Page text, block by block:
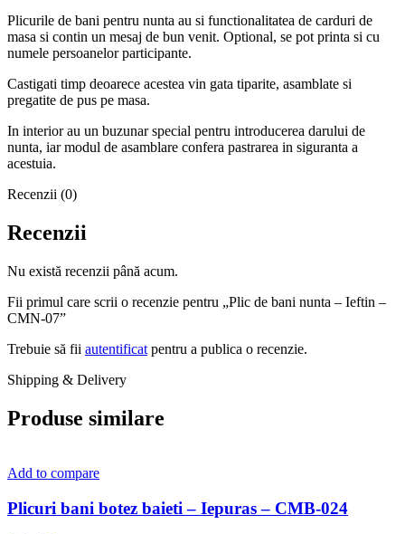
Plicurile de bani pentru nunta au si functionalitatea de carduri de
masa si contin un mesaj de bun venit. Optional, se pot printa si cu
numele persoanelor participante.
Castigati timp deoarece acestea vin gata tiparite, asamblate si
pregatite de pus pe masa.
In interior au un buzunar special pentru introducerea darului de
nunta, iar modul de asamblare confera pastrarea in siguranta a
acestuia.
Recenzii (0)
Recenzii
Nu există recenzii până acum.
Fii primul care scrii o recenzie pentru „Plic de bani nunta – Ieftin –
CMN-07”
Trebuie să fii autentificat pentru a publica o recenzie.
Shipping & Delivery
Produse similare
Add to compare
Plicuri bani botez baieti – Iepuras – CMB-024